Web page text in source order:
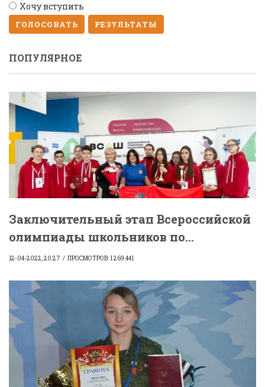
Хочу вступить
ГОЛОСОВАТЬ РЕЗУЛЬТАТЫ
ПОПУЛЯРНОЕ
Заключительный этап Всероссийской
олимпиады школьников по...
12-04-2022, 20:27 ПРОСМОТРОВ: 1 269 441